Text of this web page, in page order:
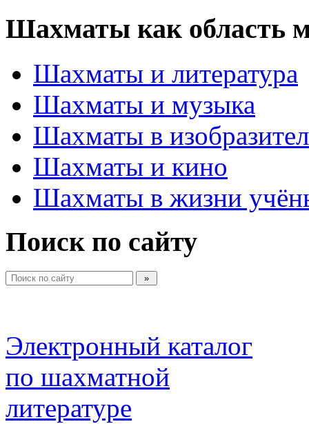
Шахматы как область
Шахматы и литература
Шахматы и музыка
Шахматы в
Шахматы и кино
Шахматы в жизни
Поиск по сайту
Электронный каталог
по шахматной
литературе